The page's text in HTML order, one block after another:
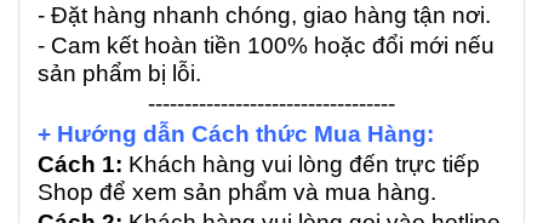
- Đặt hàng nhanh chóng, giao hàng tận nơi.
- Cam kết hoàn tiền 100% hoặc đổi mới nếu
sản phẩm bị lỗi.
----------------------------------
+ Hướng dẫn Cách thức Mua Hàng:
Cách 1: Khách hàng vui lòng đến trực tiếp
Shop để xem sản phẩm và mua hàng.